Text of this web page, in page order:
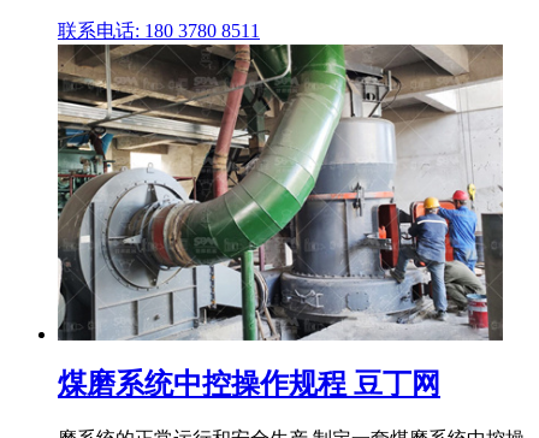
联系电话: 180 3780 8511
煤磨系统中控操作规程 豆丁网